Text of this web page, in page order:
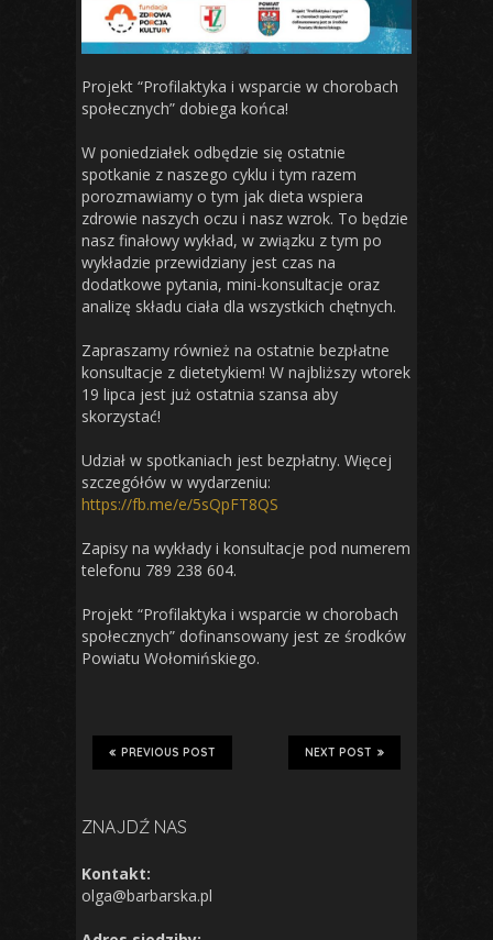
Projekt “Profilaktyka i wsparcie w chorobach
społecznych” dobiega końca!
W poniedziałek odbędzie się ostatnie
spotkanie z naszego cyklu i tym razem
porozmawiamy o tym jak dieta wspiera
zdrowie naszych oczu i nasz wzrok. To będzie
nasz finałowy wykład, w związku z tym po
wykładzie przewidziany jest czas na
dodatkowe pytania, mini-konsultacje oraz
analizę składu ciała dla wszystkich chętnych.
Zapraszamy również na ostatnie bezpłatne
konsultacje z dietetykiem! W najbliższy wtorek
19 lipca jest już ostatnia szansa aby
skorzystać!
Udział w spotkaniach jest bezpłatny. Więcej
szczegółów w wydarzeniu:
https://fb.me/e/5sQpFT8QS
Zapisy na wykłady i konsultacje pod numerem
telefonu 789 238 604.
Projekt “Profilaktyka i wsparcie w chorobach
społecznych” dofinansowany jest ze środków
Powiatu Wołomińskiego.
NEXT POST
PREVIOUS POST
ZNAJDŹ NAS
Kontakt:
olga@barbarska.pl